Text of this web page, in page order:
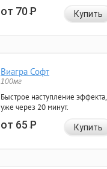
от 70Р Купить
Виагра Софт
100мг
Быстрое наступление эффекта,
уже через 20 минут.
от 65Р Купить